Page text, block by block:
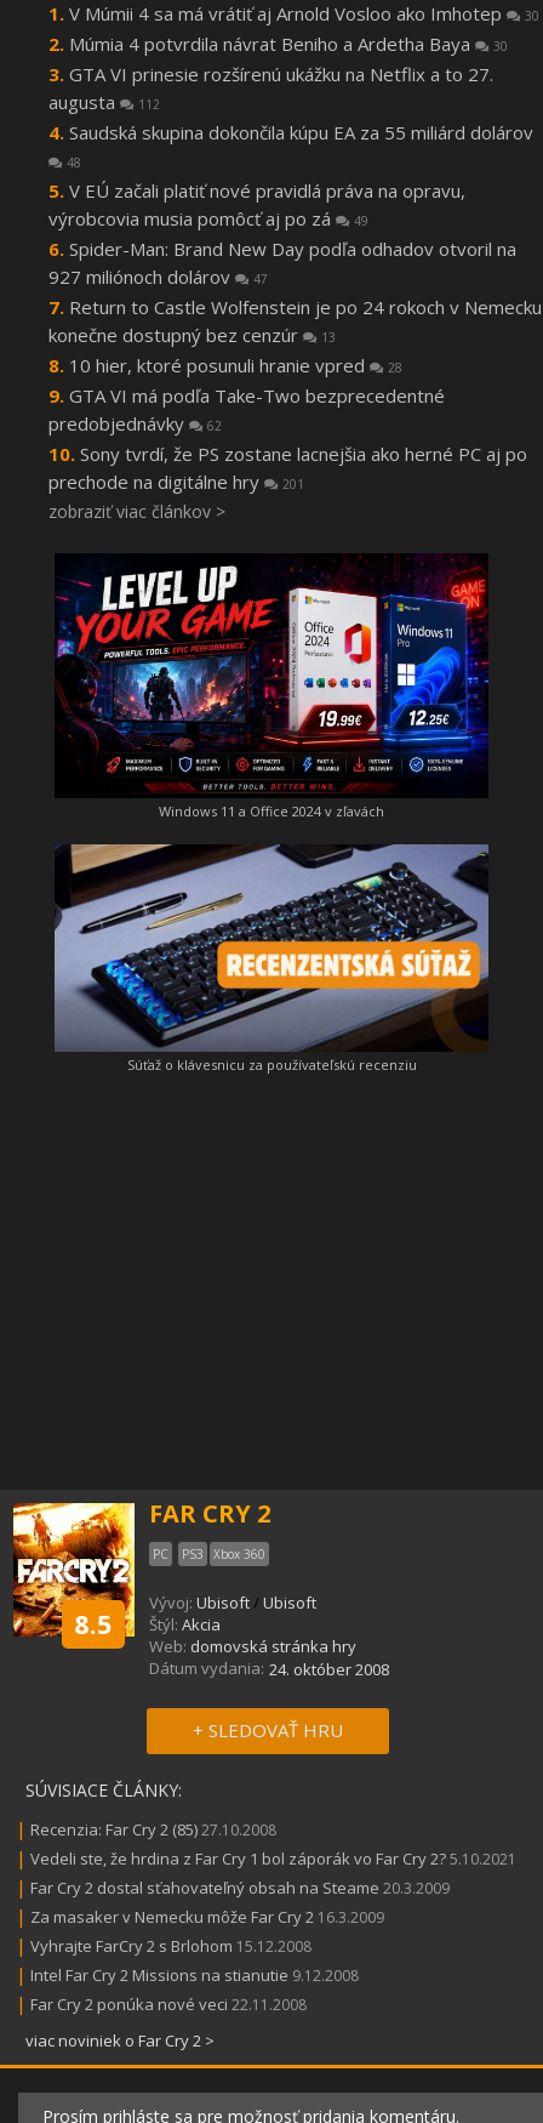
V Múmii 4 sa má vrátiť aj Arnold Vosloo ako Imhotep 30
Múmia 4 potvrdila návrat Beniho a Ardetha Baya 30
GTA VI prinesie rozšírenú ukážku na Netflix a to 27.
augusta
112
Saudská skupina dokončila kúpu EA za 55 miliárd dolárov
48
V EÚ začali platiť nové pravidlá práva na opravu,
výrobcovia musia pomôcť aj po zá
49
Spider-Man: Brand New Day podľa odhadov otvoril na
927 miliónoch dolárov
47
Return to Castle Wolfenstein je po 24 rokoch v Nemecku
konečne dostupný bez cenzúr
13
10 hier, ktoré posunuli hranie vpred 28
GTA VI má podľa Take-Two bezprecedentné
predobjednávky
62
Sony tvrdí, že PS zostane lacnejšia ako herné PC aj po
prechode na digitálne hry
201
zobraziť viac článkov >
Windows 11 a Office 2024 v zľavách
Súťaž o klávesnicu za používateľskú recenziu
8.5
FAR CRY 2
PC PS3 Xbox 360
Vývoj: Ubisoft/ Ubisoft
Štýl: Akcia
Web: domovská stránka hry
Dátum vydania: 24. október 2008
+ SLEDOVAŤ HRU
SÚVISIACE ČLÁNKY:
| Recenzia: Far Cry 2 (85)27.10.2008
| Vedeli ste, že hrdina z Far Cry 1 bol záporák vo Far Cry 2?5.10.2021
| Far Cry 2 dostal sťahovateľný obsah na Steame 20.3.2009
| Za masaker v Nemecku môže Far Cry 2 16.3.2009
| Vyhrajte FarCry 2 s Brlohom 15.12.2008
| Intel Far Cry 2 Missions na stianutie 9.12.2008
| Far Cry 2 ponúka nové veci 22.11.2008
viac noviniek o Far Cry 2 >
Prosím prihláste sa pre možnosť pridania komentáru.